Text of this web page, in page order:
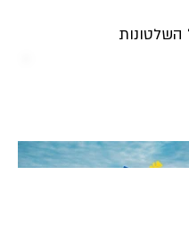
השלטונות